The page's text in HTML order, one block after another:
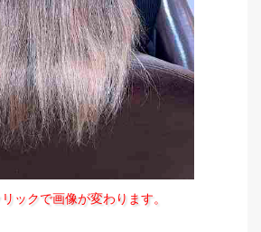
ックで画像が変わります。